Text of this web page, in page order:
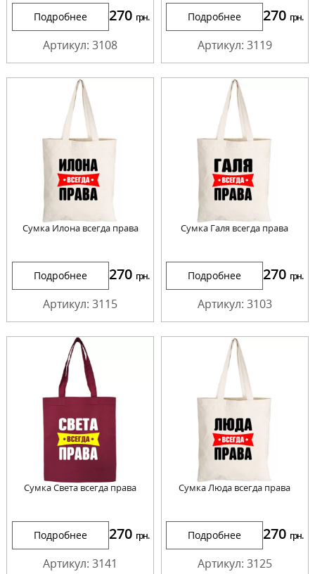
Подробнее 270 грн.
Артикул: 3108
Подробнее 270 грн.
Артикул: 3119
Сумка Илона всегда права
Подробнее 270 грн.
Артикул: 3115
Сумка Галя всегда права
Подробнее 270 грн.
Артикул: 3103
Сумка Света всегда права
Подробнее 270 грн.
Артикул: 3141
Сумка Люда всегда права
Подробнее 270 грн.
Артикул: 3125